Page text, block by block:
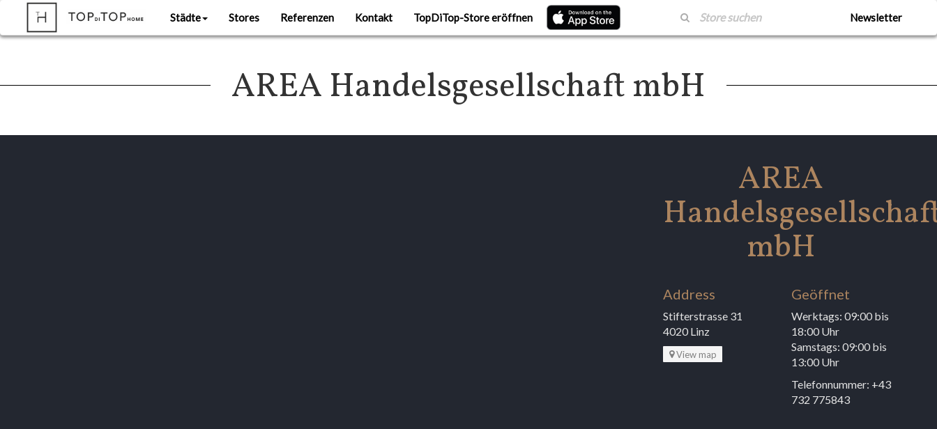
Städte Stores Referenzen Kontakt TopDiTop-Store eröffnen Newsletter
AREA Handelsgesellschaft mbH
AREA
mbH
Address
Stifterstrasse 31
4020 Linz
View map
Geöffnet
Werktags: 09:00 bis
18:00 Uhr
Samstags: 09:00 bis
13:00 Uhr
Telefonnummer: +43
732 775843